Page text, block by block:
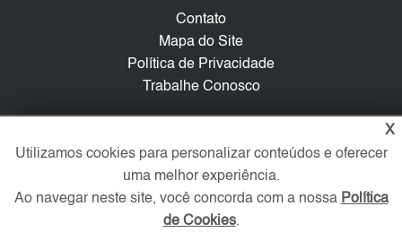
Contato
Mapa do Site
Política de Privacidade
Trabalhe Conosco
Redes Sociais
X
Utilizamos cookies para personalizar conteúdos e oferecer
uma melhor experiência.
Ao navegar neste site, você concorda com a nossa Política
de Cookies.